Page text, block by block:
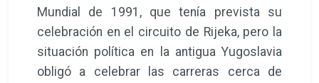
Mundial de 1991, que tenía prevista su
celebración en el circuito de Rijeka, pero la
situación política en la antigua Yugoslavia
obligó a celebrar las carreras cerca de